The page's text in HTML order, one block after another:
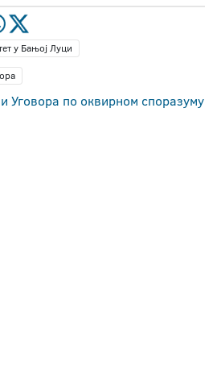
у Бањој Луци
Уговора по оквирном споразуму